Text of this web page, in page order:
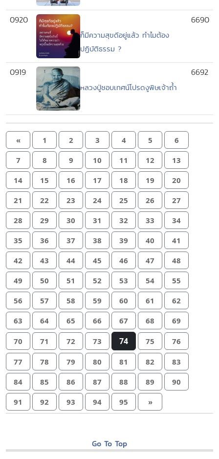
0920
ก็มีความสุขดีอยู่แล้ว ทำไมต้อง
ปฏิบัติธรรม ?
6690
0919
หลวงปู่ชอบเทศน์โปรดงูพิษเจ้าถ้ำ
6692
« 1 2 3 4 5 6
7 8 9 10 11 12 13
14 15 16 17 18 19 20
21 22 23 24 25 26 27
28 29 30 31 32 33 34
35 36 37 38 39 40 41
42 43 44 45 46 47 48
49 50 51 52 53 54 55
56 57 58 59 60 61 62
63 64 65 66 67 68 69
70 71 72 73 74 75 76
77 78 79 80 81 82 83
84 85 86 87 88 89 90
91 92 93 94 95 »
Go To Top